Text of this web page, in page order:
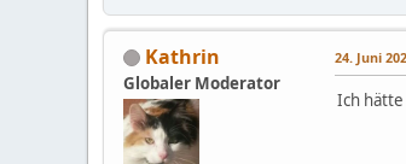
Kathrin
Globaler Moderator
24. Juni
Ich